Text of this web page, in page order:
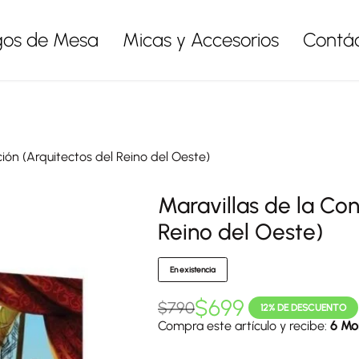
de Mesa Micas y Accesorios
(Arquitectos del Reino del Oeste)
Maravillas de la
Reino del Oeste)
En existencia
$790$699 12% DE DESCUENTO
Compra este artículo y recibe: 6